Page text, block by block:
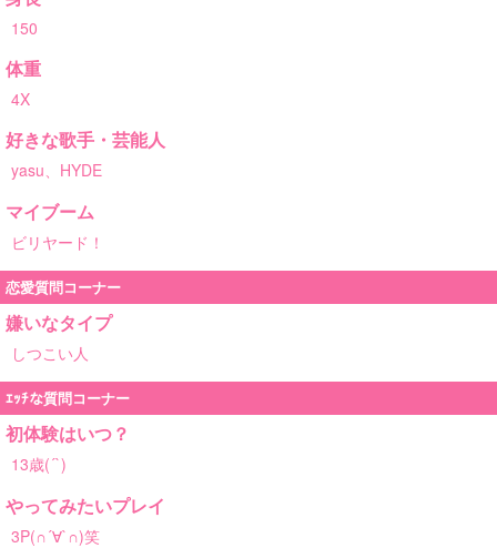
150
体重
4X
好きな歌手・芸能人
yasu、HYDE
マイブーム
ビリヤード！
恋愛質問コーナー
嫌いなタイプ
しつこい人
ｴｯﾁな質問コーナー
初体験はいつ？
13歳(´`)
やってみたいプレイ
3P(∩´∀`∩)笑